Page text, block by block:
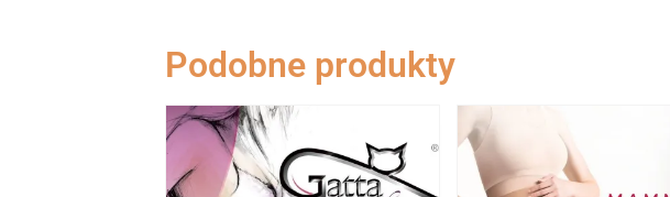
Podobne produkty